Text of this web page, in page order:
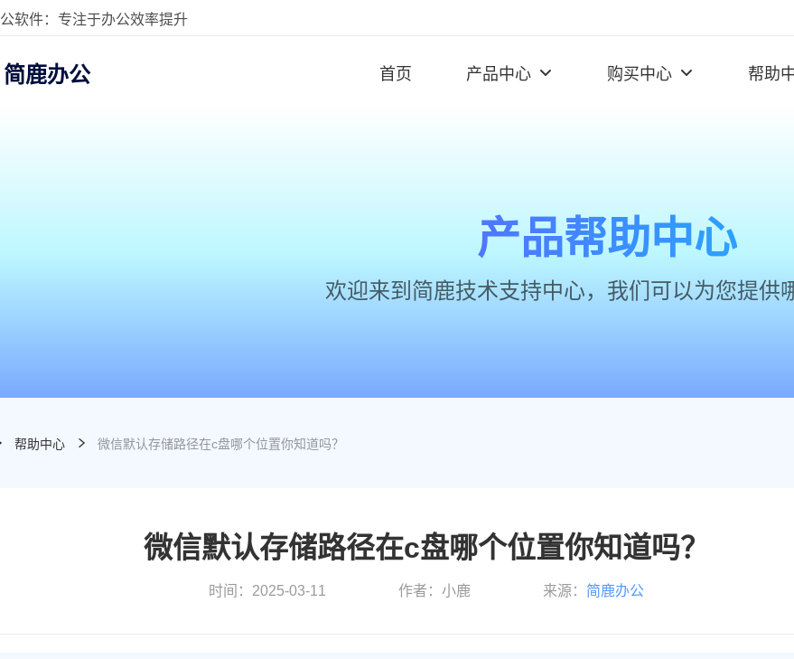
软件：专注于办公效率提升
简鹿办公 首页 产品中心 购买中心 帮助
产品帮助中心
欢迎来到简鹿技术支持中心，我们可以为您提供
帮助中心 微信默认存储路径在c盘哪个位置你知道吗？
微信默认存储路径在c盘哪个位置你知道吗？
时间：2025-03-11 作者：小鹿 来源： 简鹿办公